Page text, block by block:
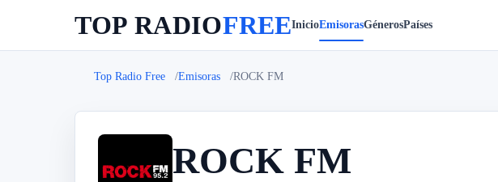
TOP RADIOFREEInicioEmisorasGénerosPaíses
Top Radio Free Emisoras ROCK FM
R ROCK FM